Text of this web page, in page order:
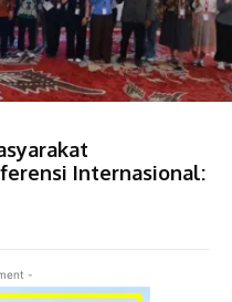
Internasional:
-